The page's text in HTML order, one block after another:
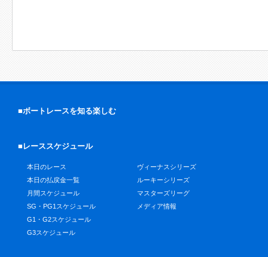
■ボートレースを知る楽しむ
■レーススケジュール
本日のレース
本日の払戻金一覧
月間スケジュール
SG・PG1スケジュール
G1・G2スケジュール
G3スケジュール
ヴィーナスシリーズ
ルーキーシリーズ
マスターズリーグ
メディア情報